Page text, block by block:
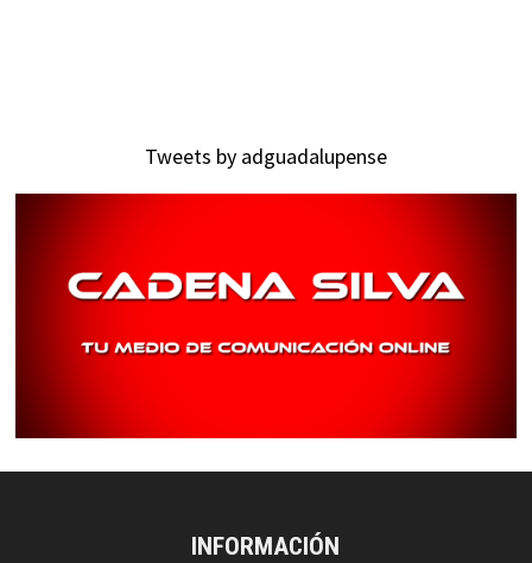
Tweets by adguadalupense
INFORMACIÓN